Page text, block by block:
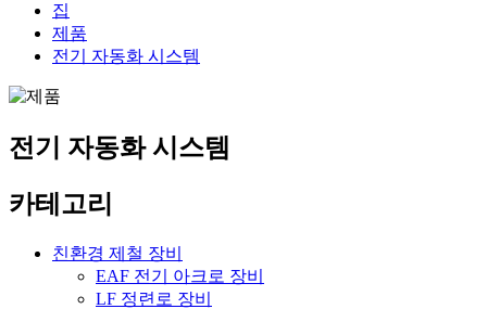
집
제품
전기 자동화 시스템
전기 자동화 시스템
카테고리
친환경 제철 장비
EAF 전기 아크로 장비
LF 정련로 장비